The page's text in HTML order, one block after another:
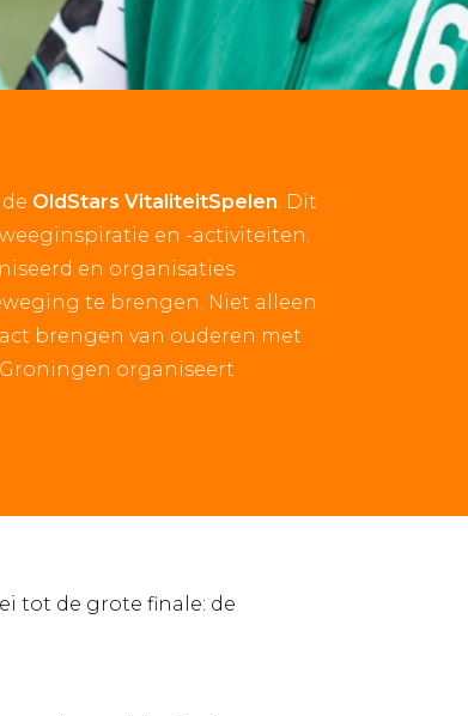
OldStars VitaliteitSpelen. Dit
en -activiteiten.
en organisaties
te brengen. Niet alleen
brengen van ouderen met
organiseert
tot de grote finale: de